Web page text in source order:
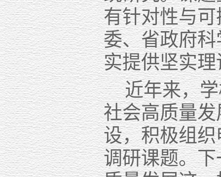
有针对性与
委、省政府
实提供坚实
近年来，学
社会高质量
设，积极组
调研课题。